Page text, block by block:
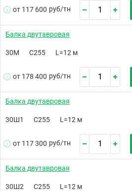
от 117 600 руб/тн
Балка двутавровая
30М С255 L=12 м
от 178 400 руб/тн
Балка двутавровая
30Ш1 С255 L=12 м
от 117 300 руб/тн
Балка двутавровая
30Ш2 С255 L=12 м